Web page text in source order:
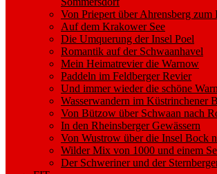
Von Priepert über Ahrensberg zum
Auf dem Krakower See
Die Umquerung der Insel Poel
Romantik auf der Schwaanhavel
Mein Heimatrevier die Warnow
Paddeln im Feldberger Revier
Und immer wieder die schöne
Wasserwandern im Küstrinchener
Von Bützow über Schwaan nach
In den Rheinsberger Gewässern
Von Wustrow über die Insel Bock
Wilder Mix von 1000 und einem
Der Schweriner und der